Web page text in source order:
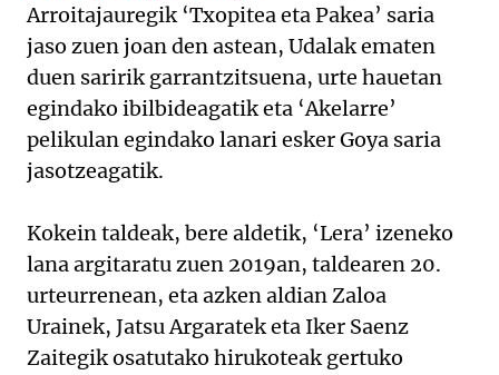
Arroitajauregik ‘Txopitea eta Pakea’ saria
jaso zuen joan den astean, Udalak ematen
duen saririk garrantzitsuena, urte hauetan
egindako ibilbideagatik eta ‘Akelarre’
pelikulan egindako lanari esker Goya saria
jasotzeagatik.
Kokein taldeak, bere aldetik, ‘Lera’ izeneko
lana argitaratu zuen 2019an, taldearen 20.
urteurrenean, eta azken aldian Zaloa
Urainek, Jatsu Argaratek eta Iker Saenz
Zaitegik osatutako hirukoteak gertuko